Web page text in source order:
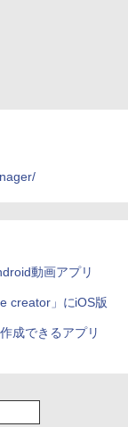
動画アプリ
creator」にiOS版
成できるアプリ